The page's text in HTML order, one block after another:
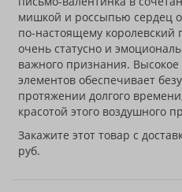
мишкой и россыпью сердец
по-настоящему королевский
очень статусно и
важного признания.
элементов обеспечивает
протяжении долгого
красотой этого воздушного
Закажите этот товар с
руб.